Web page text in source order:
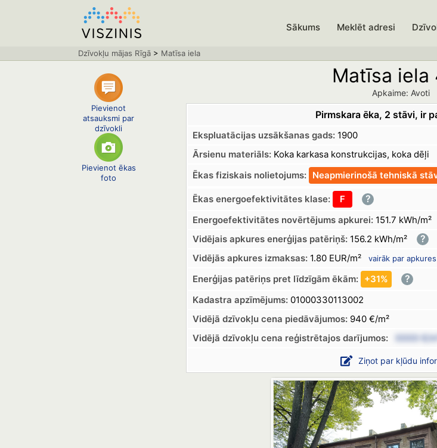
Sākums Meklēt adresi
Dzīvokļu mājas Rīgā > Matīsa iela
Matīsa iela
Apkaime: Avoti
Pievienot
atsauksmi par
dzīvokli
Pievienot ēkas
foto
Pirmskara ēka, 2 stāvi, ir
Ekspluatācijas uzsākšanas gads: 1900
Ārsienu materiāls: Koka karkasa konstrukcijas, koka dēļi
Ēkas fiziskais nolietojums: Neapmierinošā tehniskā
Ēkas energoefektivitātes klase: F ?
Energoefektivitātes novērtējums apkurei: 151.7 kWh/m²
Vidējais apkures enerģijas patēriņš: 156.2 kWh/m² ?
Vidējās apkures izmaksas: 1.80 EUR/m² vairāk par
Enerģijas patēriņs pret līdzīgām ēkām: +31% ?
Kadastra apzīmējums: 01000330113002
Vidējā dzīvokļu cena piedāvājumos: 940 €/m²
Vidējā dzīvokļu cena reģistrētajos darījumos: XXXX €/m²
Ziņot par kļūdu